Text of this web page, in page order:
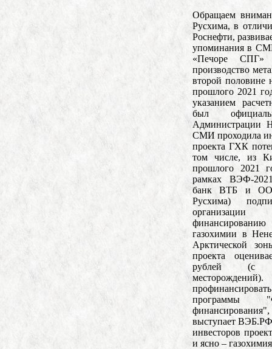
Обращаем
Русхима, в
Роснефти,
упоминания в
«Печоре СПГ»
производство
второй половине
прошлого 2021
указанием
был
Администрации
СМИ проходила
проекта ГХК
том числе, из
прошлого 2021
рамках ВЭФ-
банк ВТБ и
Русхима)
организации
газохимии в
Арктической
проекта
рублей (с
программы
выступает
инвесторов
и ясно –